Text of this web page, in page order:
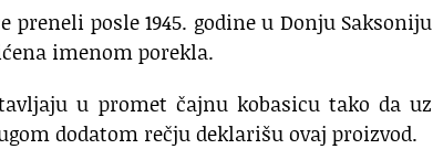
posle 1945. godine u Donju Saksoniju
imenom porekla.
u promet čajnu kobasicu tako da uz
dodatom rečju deklarišu ovaj proizvod.